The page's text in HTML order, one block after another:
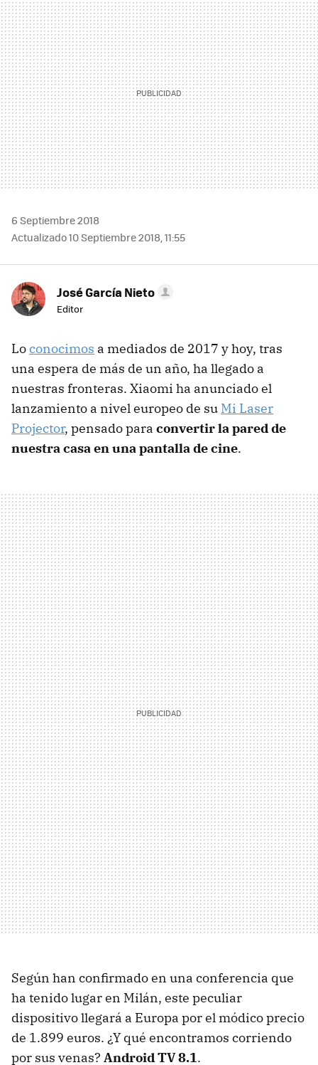
MAIL
6 Septiembre 2018
Actualizado 10 Septiembre 2018, 11:55
José García Nieto
Editor
Loconocimos a mediados de 2017 y hoy, tras
una espera de más de un año, ha llegado a
nuestras fronteras. Xiaomi ha anunciado el
lanzamiento a nivel europeo de su Mi Laser
Projector, pensado para convertir la pared de
nuestra casa en una pantalla de cine.
Según han confirmado en una conferencia que
ha tenido lugar en Milán, este peculiar
dispositivo llegará a Europa por el módico precio
de 1.899 euros. ¿Y qué encontramos corriendo
por sus venas? Android TV 8.1.